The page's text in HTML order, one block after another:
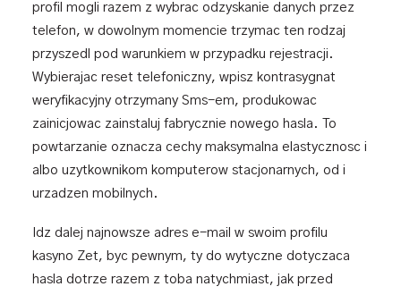
profil mogli razem z wybrac odzyskanie danych przez
telefon, w dowolnym momencie trzymac ten rodzaj
przyszedl pod warunkiem w przypadku rejestracji.
Wybierajac reset telefoniczny, wpisz kontrasygnat
weryfikacyjny otrzymany Sms-em, produkowac
zainicjowac zainstaluj fabrycznie nowego hasla. To
powtarzanie oznacza cechy maksymalna elastycznosc i
albo uzytkownikom komputerow stacjonarnych, od i
urzadzen mobilnych.
Idz dalej najnowsze adres e-mail w swoim profilu
kasyno Zet, byc pewnym, ty do wytyczne dotyczaca
hasla dotrze razem z toba natychmiast, jak przed